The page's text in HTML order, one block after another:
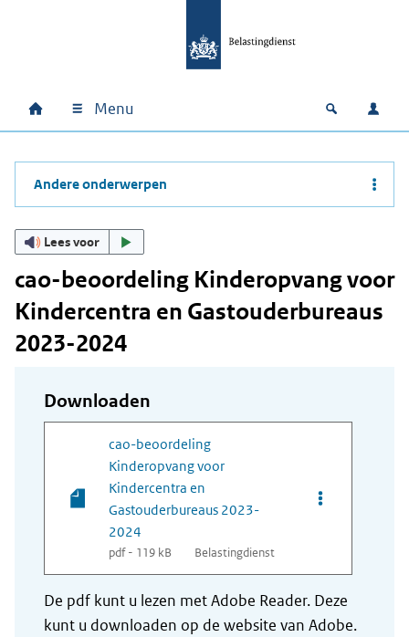
Hoofdnavigatie
Home Menu Open
Andere onderwerpen
Lees voor
cao-beoordeling Kinderopvang voor
Kindercentra en Gastouderbureaus
2023-2024
Downloaden
cao-beoordeling
Kinderopvang voor
Kindercentra en
Gastouderbureaus 2023-
2024
pdf - 119 kB Belastingdienst
Opties van
De pdf kunt u lezen met Adobe Reader. Deze
kunt u downloaden op de website van Adobe.